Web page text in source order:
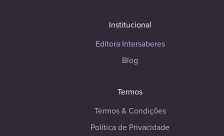
Institucional
Editora Intersaberes
Blog
Termos
Termos & Condições
Política de Privacidade